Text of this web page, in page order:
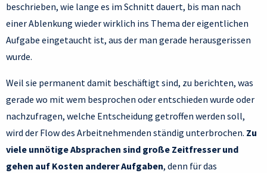
beschrieben, wie lange es im Schnitt dauert, bis man nach
einer Ablenkung wieder wirklich ins Thema der eigentlichen
Aufgabe eingetaucht ist, aus der man gerade herausgerissen
wurde.
Weil sie permanent damit beschäftigt sind, zu berichten, was
gerade wo mit wem besprochen oder entschieden wurde oder
nachzufragen, welche Entscheidung getroffen werden soll,
wird der Flow des Arbeitnehmenden ständig unterbrochen. Zu
viele unnötige Absprachen sind große Zeitfresser und
gehen auf Kosten anderer Aufgaben, denn für das